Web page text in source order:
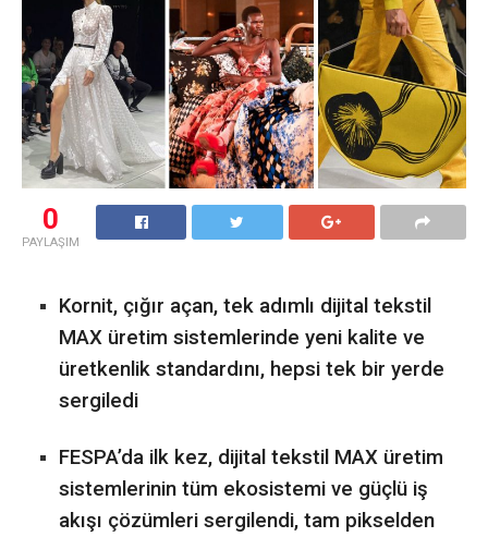
0
PAYLAŞIM
Kornit, çığır açan, tek adımlı dijital tekstil
MAX üretim sistemlerinde yeni kalite ve
üretkenlik standardını, hepsi tek bir yerde
sergiledi
FESPA’da ilk kez, dijital tekstil MAX üretim
sistemlerinin tüm ekosistemi ve güçlü iş
akışı çözümleri sergilendi, tam pikselden